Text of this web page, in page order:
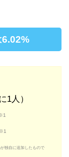
6.02%
1人）
独自に追加したもので